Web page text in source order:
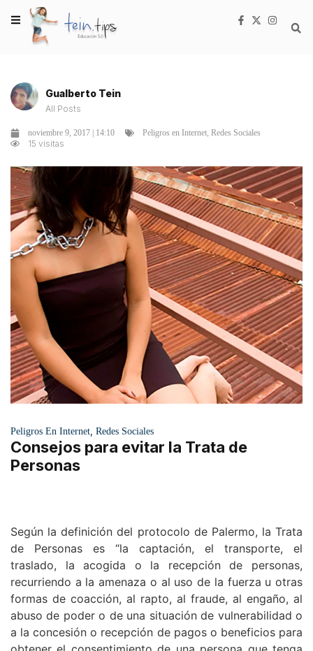
Gualberto Tein
All Posts
noviembre 9, 2017 | 14:10 Peligros en Internet, Redes Sociales
15 visitas
Peligros En Internet Redes Sociales
Consejos para evitar la Trata de
Personas
Según la definición del protocolo de Palermo, la Trata
de Personas es “la captación, el transporte, el
traslado, la acogida o la recepción de personas,
recurriendo a la amenaza o al uso de la fuerza u otras
formas de coacción, al rapto, al fraude, al engaño, al
abuso de poder o de una situación de vulnerabilidad o
a la concesión o recepción de pagos o beneficios para